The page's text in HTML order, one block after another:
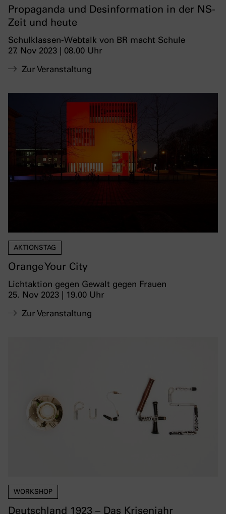
Propaganda und Desinformation in der NS-
Zeit und heute
Schulklassen-Webtalk von BR macht Schule
27. Nov 2023 | 08.00 Uhr
Zur Veranstaltung
AKTIONSTAG
Orange Your City
Lichtaktion gegen Gewalt gegen Frauen
25. Nov 2023 | 19.00 Uhr
Zur Veranstaltung
WORKSHOP
Deutschland 1923 – Das Krisenjahr